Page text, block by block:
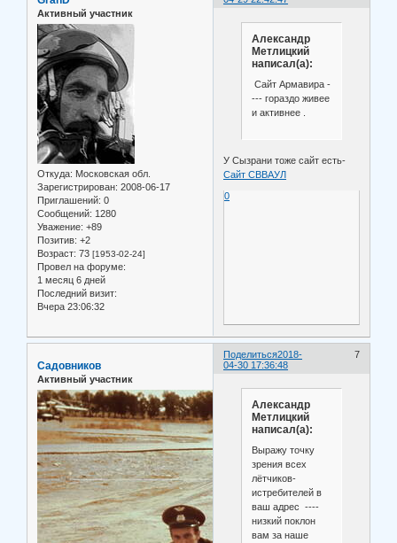
Активный участник
Откуда: Московская обл.
Зарегистрирован: 2008-06-17
Приглашений: 0
Сообщений: 1280
Уважение: +89
Позитив: +2
Возраст: 73 [1953-02-24]
Провел на форуме:
1 месяц 6 дней
Последний визит:
Вчера 23:06:32
Александр
Метлицкий
написал(а):
Сайт Армавира -
--- гораздо живее
и активнее .
У Сызрани тоже сайт есть-
Сайт СВВАУЛ
0
Поделиться 7
2018-
04-30 17:36:48
Садовников
Активный участник
Александр
Метлицкий
написал(а):
Выражу точку
зрения всех
лётчиков-
истребителей в
ваш адрес ----
низкий поклон
вам за наше